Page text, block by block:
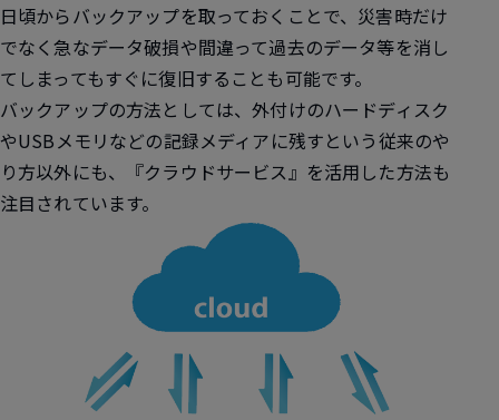
日頃からバックアップを取っておくことで、災害時だけ
でなく急なデータ破損や間違って過去のデータ等を消し
てしまってもすぐに復旧することも可能です。
バックアップの方法としては、外付けのハードディスク
やUSBメモリなどの記録メディアに残すという従来のや
り方以外にも、『クラウドサービス』を活用した方法も
注目されています。